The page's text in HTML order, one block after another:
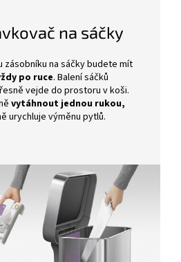
na sáčky
zásobníku na sáčky budete mít
po ruce. Balení sáčků
vejde do prostoru v koši.
vytáhnout jednou rukou,
urychluje výměnu pytlů.